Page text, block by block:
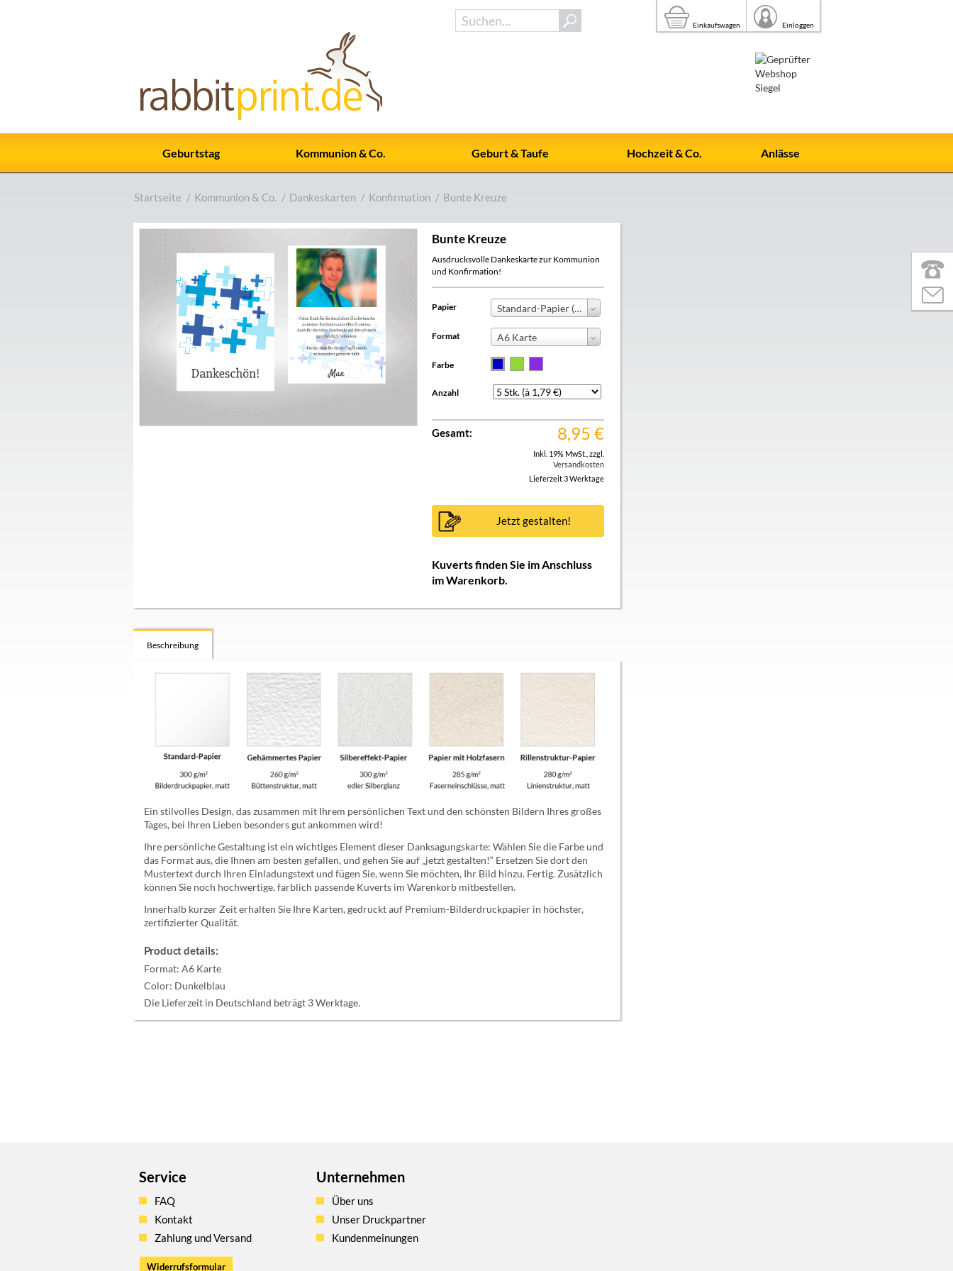
Einkaufswagen Einloggen
Geburtstag Kommunion & Co. Geburt & Taufe Hochzeit & Co. Anlässe
Startseite / Kommunion & Co. / Dankeskarten / Konfirmation / Bunte Kreuze
Bunte Kreuze
Ausdrucksvolle Dankeskarte zur Kommunion
und Konfirmation!
Papier Standard-Papier (+0,00 €)
Format A6 Karte
Farbe
Anzahl
Gesamt: 8,95 €
Inkl. 19% MwSt. ,zzgl.
Versandkosten
Lieferzeit 3 Werktage
Jetzt gestalten!
Kuverts finden Sie im Anschluss
im Warenkorb.
Beschreibung
Ein stilvolles Design, das zusammen mit Ihrem persönlichen Text und den schönsten Bildern Ihres großes
Tages, bei Ihren Lieben besonders gut ankommen wird!
Ihre persönliche Gestaltung ist ein wichtiges Element dieser Danksagungskarte: Wählen Sie die Farbe und
das Format aus, die Ihnen am besten gefallen, und gehen Sie auf „jetzt gestalten!“ Ersetzen Sie dort den
Mustertext durch Ihren Einladungstext und fügen Sie, wenn Sie möchten, Ihr Bild hinzu. Fertig. Zusätzlich
können Sie noch hochwertige, farblich passende Kuverts im Warenkorb mitbestellen.
Innerhalb kurzer Zeit erhalten Sie Ihre Karten, gedruckt auf Premium-Bilderdruckpapier in höchster,
zertifizierter Qualität.
Product details:
Format: A6 Karte
Color: Dunkelblau
Die Lieferzeit in Deutschland beträgt 3 Werktage.
Service
FAQ
Kontakt
Zahlung und Versand
Widerrufsformular
Unternehmen
Über uns
Unser Druckpartner
Kundenmeinungen